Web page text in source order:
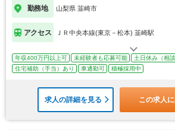
勤務地 山梨県 韮崎市
アクセス ＪＲ中央本線(東京－松本) 韮崎駅
年収400万円以上可 未経験者も応募可能
土日休み（相
住宅補助（手当）あり
車通勤可 積極採用中
求人の詳細を見る この求人